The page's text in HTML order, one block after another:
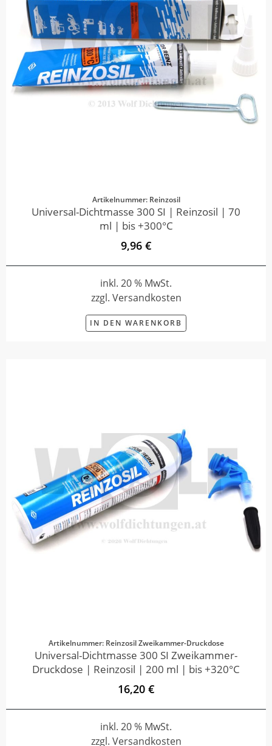
Artikelnummer: Reinzosil
Universal-Dichtmasse 300 SI | Reinzosil | 70
ml | bis +300°C
9,96 €
inkl. 20 % MwSt.
zzgl. Versandkosten
IN DEN WARENKORB
Artikelnummer: Reinzosil Zweikammer-Druckdose
Universal-Dichtmasse 300 SI Zweikammer-
Druckdose | Reinzosil | 200 ml | bis +320°C
16,20 €
inkl. 20 % MwSt.
zzgl. Versandkosten